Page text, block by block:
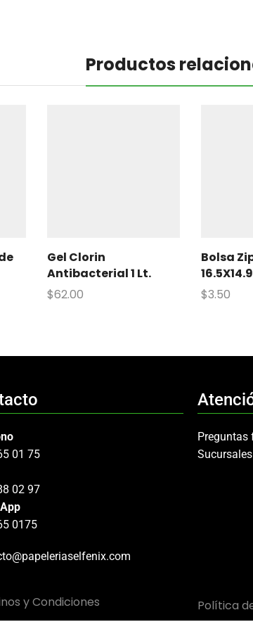
Productos
Gel Clorin
Antibacterial 1 Lt.
$62.00
Bolsa
16.5X14.9
$3.50
01 75
02 97
0175
y Condiciones
Preguntas
Sucursales
Política